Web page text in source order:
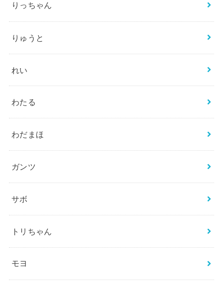
りっちゃん
りゅうと
れい
わたる
わだまほ
ガンツ
サボ
トリちゃん
モヨ